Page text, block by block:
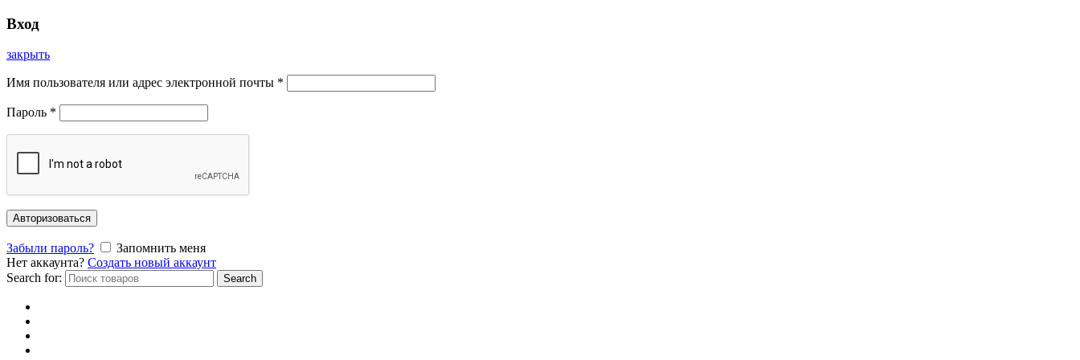
Вход
закрыть
Имя пользователя или адрес электронной почты *
Пароль *
Авторизоваться
Забыли пароль?
Запомнить меня
Нет аккаунта? Создать новый аккаунт
Search for:
Search